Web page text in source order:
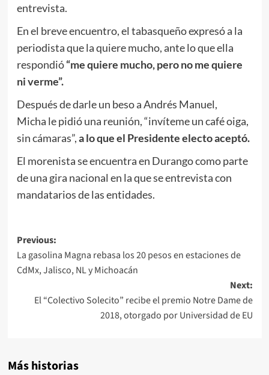
entrevista.
En el breve encuentro, el tabasqueño expresó a la
periodista que la quiere mucho, ante lo que ella
respondió“me quiere mucho, pero no me quiere
ni verme”.
Después de darle un beso a Andrés Manuel,
Micha le pidió una reunión, “invíteme un café oiga,
sin cámaras”,a lo que el Presidente electo aceptó.
El morenista se encuentra en Durango como parte
de una gira nacional en la que se entrevista con
mandatarios de las entidades.
Post
navigation
Previous:
La gasolina Magna rebasa los 20 pesos en estaciones de
CdMx, Jalisco, NL y Michoacán
Next:
El “Colectivo Solecito” recibe el premio Notre Dame de
2018, otorgado por Universidad de EU
Más historias